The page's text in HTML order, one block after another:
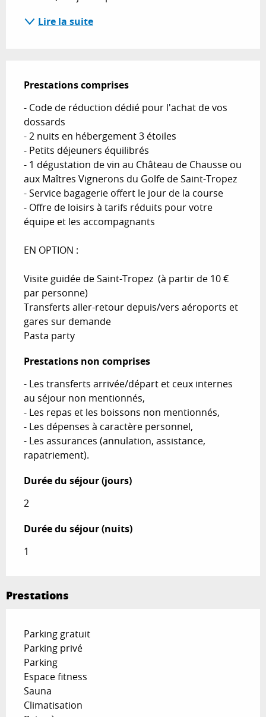
Lire la suite
Prestations comprises
Prestations comprises
- Code de réduction dédié pour l'achat de vos
dossards
- 2 nuits en hébergement 3 étoiles
- Petits déjeuners équilibrés
- 1 dégustation de vin au Château de Chausse ou
aux Maîtres Vignerons du Golfe de Saint-Tropez
- Service bagagerie offert le jour de la course
- Offre de loisirs à tarifs réduits pour votre
équipe et les accompagnants
EN OPTION :
Visite guidée de Saint-Tropez  (à partir de 10 €
par personne)
Transferts aller-retour depuis/vers aéroports et
gares sur demande
Pasta party
Prestations non comprises
Prestations non comprises
- Les transferts arrivée/départ et ceux internes
au séjour non mentionnés,
- Les repas et les boissons non mentionnés,
- Les dépenses à caractère personnel,
- Les assurances (annulation, assistance,
rapatriement).
Durée du séjour (jours)
Durée du séjour (jours)
2
Durée du séjour (nuits)
Durée du séjour (nuits)
1
Prestations
Parking gratuit
Parking privé
Parking
Espace fitness
Sauna
Climatisation